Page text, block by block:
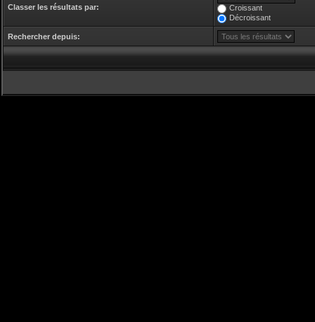
Classer les résultats par:
Croissant
Décroissant
Rechercher depuis: